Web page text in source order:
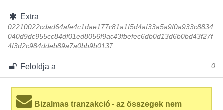
Extra
02210022cdad64afe4c1dae177c81a1f5d4af33a5a9f0a933c8834
040d9dc955cc84df01ed8056f9ac43fbefec6db0d13d6b0bd43f27f
4f3d2c984ddeb89a7a0bb9b0137
Feloldja a 0
Bizalmas tranzakció - az összegek nem